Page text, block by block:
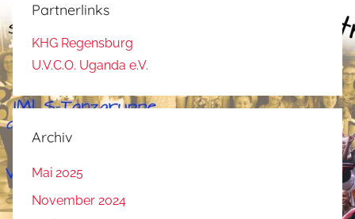
Partnerlinks
KHG Regensburg
U.V.C.O. Uganda e.V.
Archiv
Mai 2025
November 2024